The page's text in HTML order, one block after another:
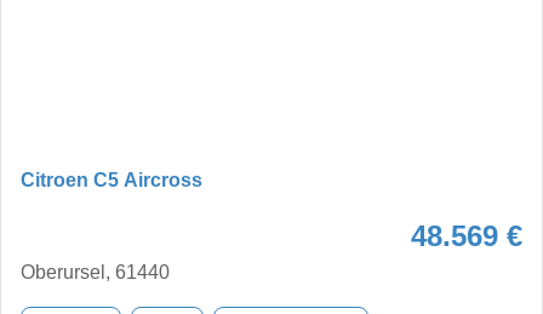
Citroen C5 Aircross
48.569 €
Oberursel, 61440